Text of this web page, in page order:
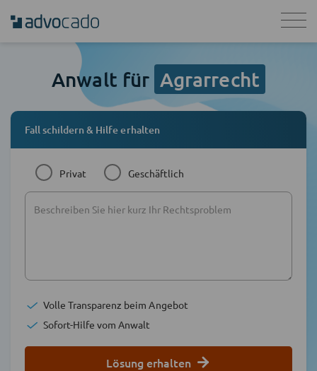
Anwalt für Agrarrecht
Fall schildern & Hilfe erhalten
Privat Geschäftlich
Volle Transparenz beim Angebot
Sofort-Hilfe vom Anwalt
Lösung erhalten